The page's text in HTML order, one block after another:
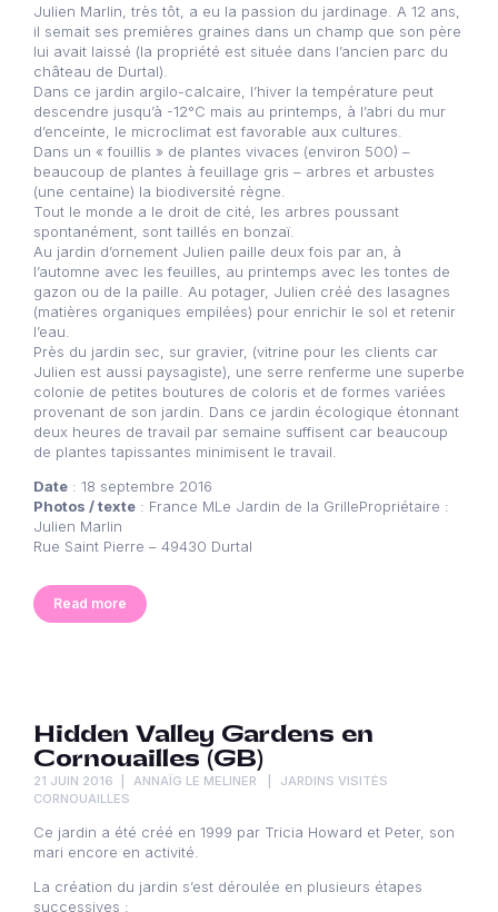
Julien Marlin, très tôt, a eu la passion du jardinage. A 12 ans,
il semait ses premières graines dans un champ que son père
lui avait laissé (la propriété est située dans l’ancien parc du
château de Durtal).
Dans ce jardin argilo-calcaire, l’hiver la température peut
descendre jusqu’à -12°C mais au printemps, à l’abri du mur
d’enceinte, le microclimat est favorable aux cultures.
Dans un « fouillis » de plantes vivaces (environ 500) –
beaucoup de plantes à feuillage gris – arbres et arbustes
(une centaine) la biodiversité règne.
Tout le monde a le droit de cité, les arbres poussant
spontanément, sont taillés en bonzaï.
Au jardin d’ornement Julien paille deux fois par an, à
l’automne avec les feuilles, au printemps avec les tontes de
gazon ou de la paille. Au potager, Julien créé des lasagnes
(matières organiques empilées) pour enrichir le sol et retenir
l’eau.
Près du jardin sec, sur gravier, (vitrine pour les clients car
Julien est aussi paysagiste), une serre renferme une superbe
colonie de petites boutures de coloris et de formes variées
provenant de son jardin. Dans ce jardin écologique étonnant
deux heures de travail par semaine suffisent car beaucoup
de plantes tapissantes minimisent le travail.
Date : 18 septembre 2016
Photos / texte : France MLe Jardin de la GrillePropriétaire :
Julien Marlin
Rue Saint Pierre – 49430 Durtal
Read more
Hidden Valley Gardens en
Cornouailles (GB)
21 JUIN 2016 ANNAÏG LE MELINER
JARDINS VISITÉS
CORNOUAILLES
Ce jardin a été créé en 1999 par Tricia Howard et Peter, son
mari encore en activité.
La création du jardin s’est déroulée en plusieurs étapes
successives :